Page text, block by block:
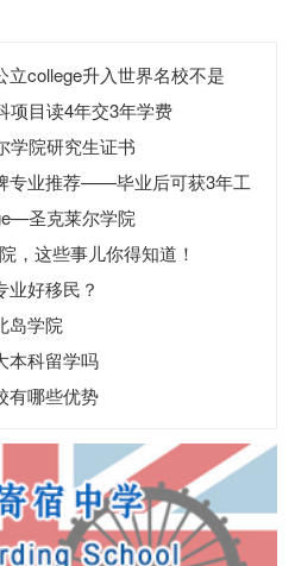
college升入世界名校不是
项目读4年交3年学费
学院研究生证书
专业推荐——毕业后可获3年工
圣克莱尔学院
，这些事儿你得知道！
业好移民？
岛学院
本科留学吗
有哪些优势